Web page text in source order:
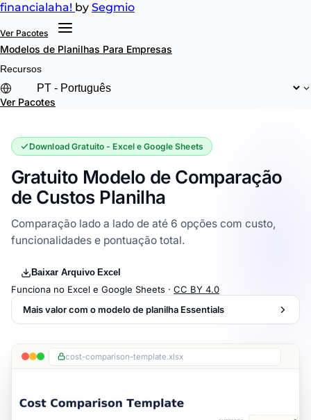
financialaha! by Segmio
Ver Pacotes
Modelos de Planilhas Para Empresas
Recursos
Ver Pacotes
Download Gratuito - Excel e Google Sheets
Gratuito Modelo de Comparação
de Custos Planilha
Comparação lado a lado de até 6 opções com custo,
funcionalidades e pontuação total.
Baixar Arquivo Excel
Funciona no Excel e Google Sheets · CC BY 4.0
Mais valor com o modelo de planilha Essentials
cost-comparison-template.xlsx